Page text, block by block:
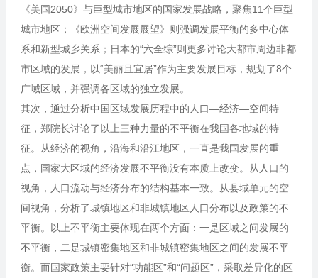
《美国2050》与巨型城市地区的国家发展战略，聚焦11个巨型
城市地区；《欧洲空间发展展望》则强调发展平衡的多中心体
系和新型城乡关系；日本的“六全综”则更多讨论大都市周边非都
市区域的发展，以“美丽且宜居”作为主要发展目标，规划了8个
广域区域，并强调各区域的独立发展。
其次，通过分析中国区域发展历程中的人口—经济—空间特
征，郑院长讨论了以上三种力量的不平衡在我国各地域的特
征。从经济的视角，沿海和沿江地区，一直是我国发展的重
点，国家大区域的经济发展不平衡没有本质上改变。从人口的
视角，人口流动与经济分布的结构基本一致。从县域单元的空
间视角，分析了城镇地区和非城镇地区人口分布以及政策的不
平衡。以上不平衡主要体现在两个方面：一是区域之间发展的
不平衡，二是城镇密集地区和非城镇密集地区之间的发展不平
衡。而国家政策主要针对“功能区”和“问题区”，采取差异化的区